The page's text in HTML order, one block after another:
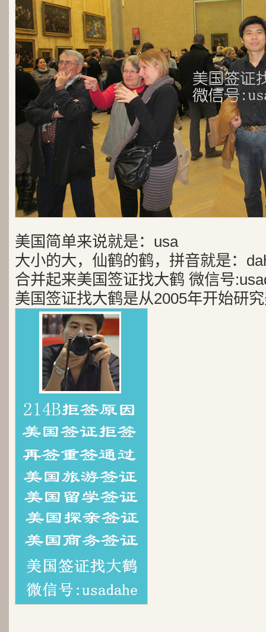
美国简单来说就是：usa
大小的大，仙鹤的鹤，拼音就是：
合并起来美国签证找大鹤 微信号
美国签证找大鹤是从2005年开始研